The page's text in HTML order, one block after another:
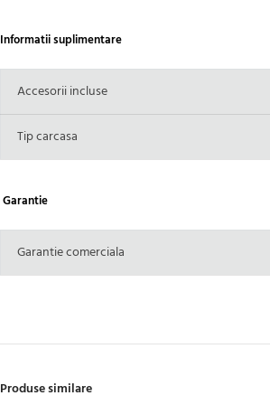
Informatii suplimentare
Accesorii incluse
Tip carcasa
Garantie
Garantie comerciala
Produse similare